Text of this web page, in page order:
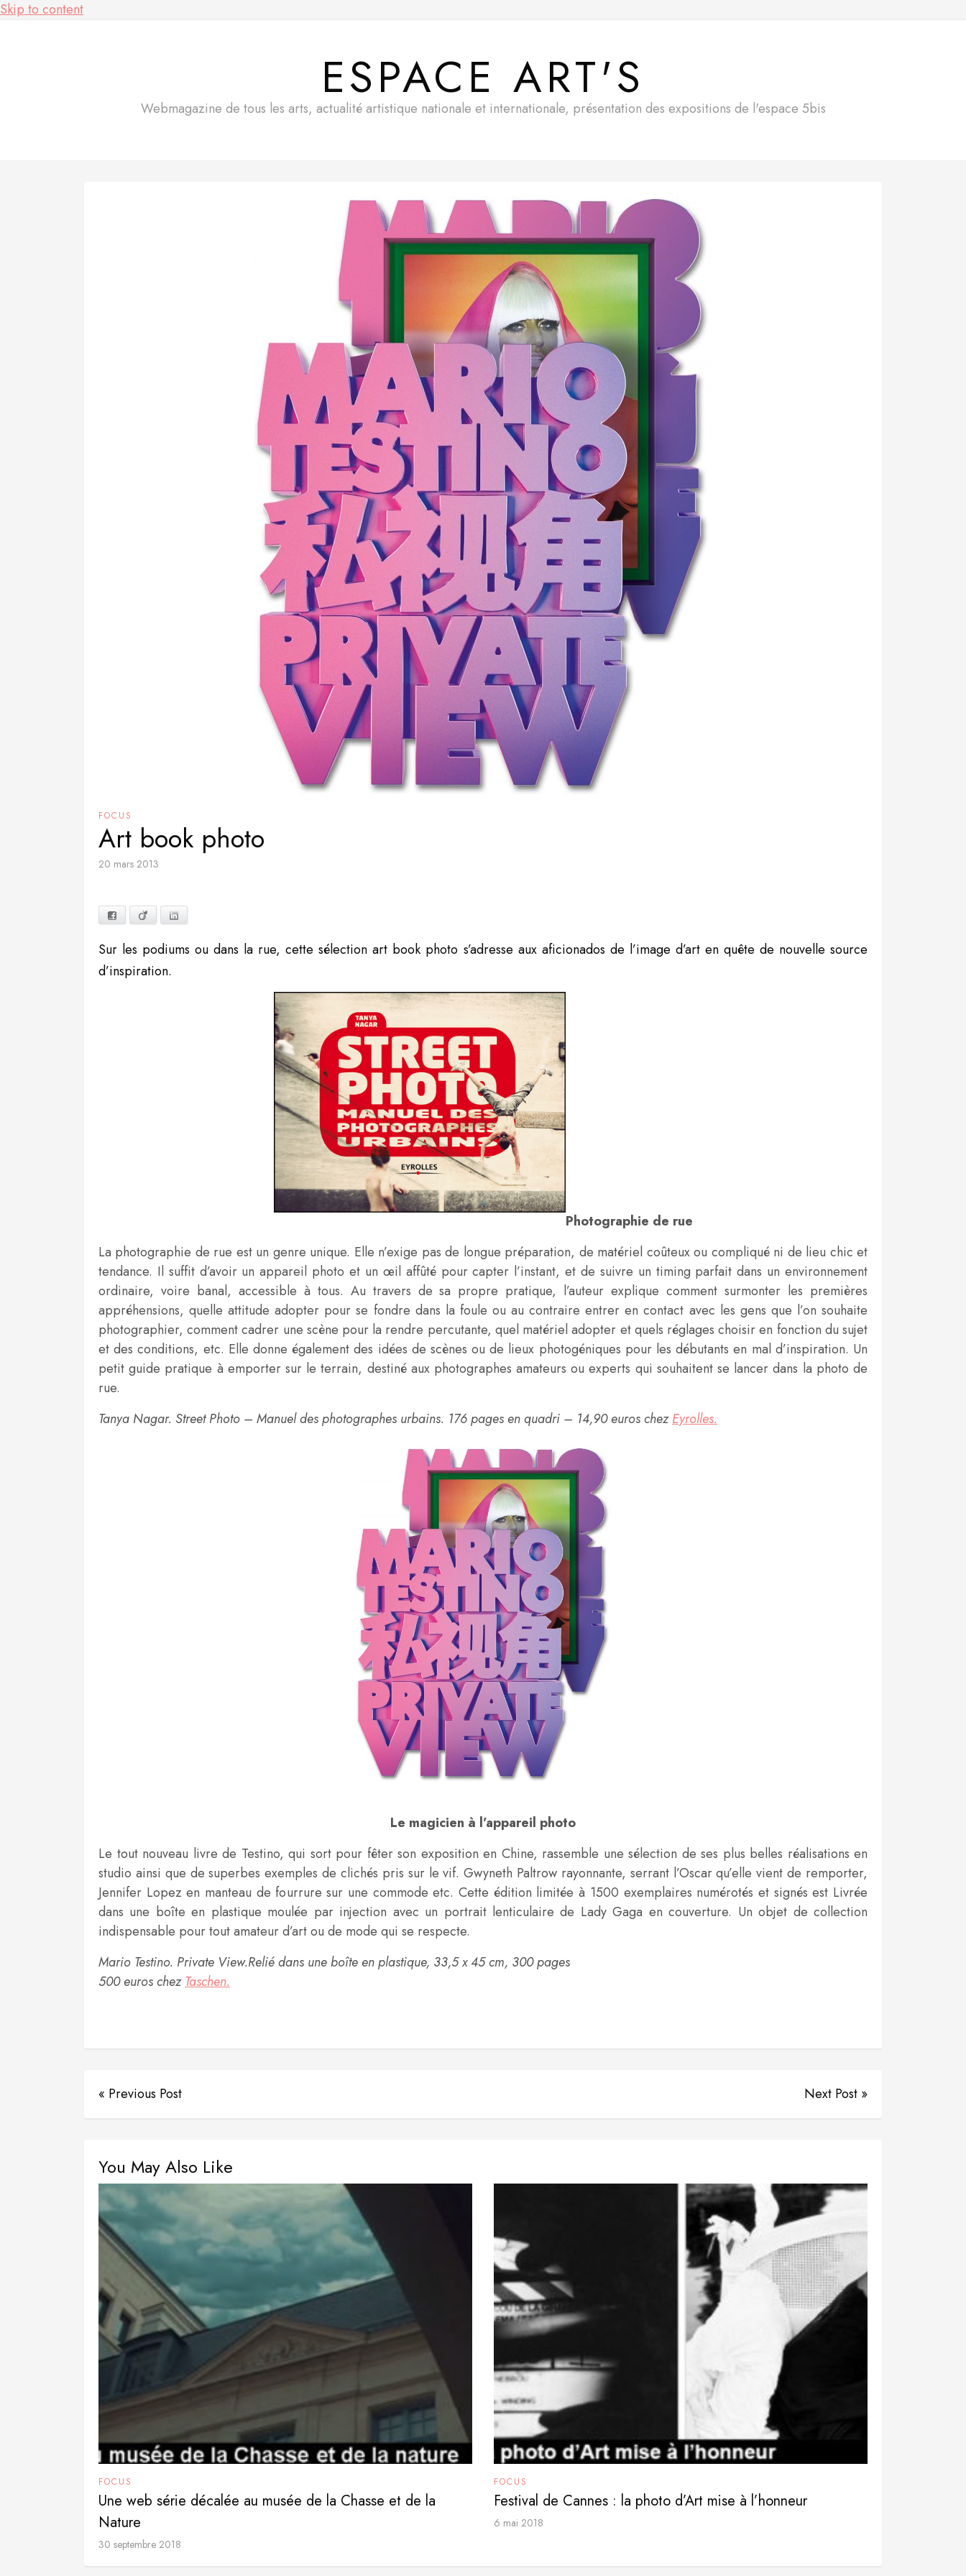
Skip to content
ESPACE ART'S
Webmagazine de tous les arts, actualité artistique nationale et internationale, présentation des expositions de l'espace 5bis
FOCUS
Art book photo
20 mars 2013
Facebook Viadeo
Sur les podiums ou dans la rue, cette sélection art book photo s’adresse aux aficionados de l’image d’art en quête de nouvelle source
d’inspiration.
Photographie de rue
La photographie de rue est un genre unique. Elle n’exige pas de longue préparation, de matériel coûteux ou compliqué ni de lieu chic et
tendance. Il suffit d’avoir un appareil photo et un œil affûté pour capter l’instant, et de suivre un timing parfait dans un environnement
ordinaire, voire banal, accessible à tous. Au travers de sa propre pratique, l’auteur explique comment surmonter les premières
appréhensions, quelle attitude adopter pour se fondre dans la foule ou au contraire entrer en contact avec les gens que l’on souhaite
photographier, comment cadrer une scène pour la rendre percutante, quel matériel adopter et quels réglages choisir en fonction du sujet
et des conditions, etc. Elle donne également des idées de scènes ou de lieux photogéniques pour les débutants en mal d’inspiration. Un
petit guide pratique à emporter sur le terrain, destiné aux photographes amateurs ou experts qui souhaitent se lancer dans la photo de
rue.
Tanya Nagar. Street Photo – Manuel des photographes urbains. 176 pages en quadri – 14,90 euros chezEyrolles.
Le magicien à l’appareil photo
Le tout nouveau livre de Testino, qui sort pour fêter son exposition en Chine, rassemble une sélection de ses plus belles réalisations en
studio ainsi que de superbes exemples de clichés pris sur le vif. Gwyneth Paltrow rayonnante, serrant l’Oscar qu’elle vient de remporter,
Jennifer Lopez en manteau de fourrure sur une commode etc. Cette édition limitée à 1500 exemplaires numérotés et signés est Livrée
dans une boîte en plastique moulée par injection avec un portrait lenticulaire de Lady Gaga en couverture. Un objet de collection
indispensable pour tout amateur d’art ou de mode qui se respecte.
Mario Testino. Private View.Relié dans une boîte en plastique, 33,5 x 45 cm, 300 pages
500 euros chezTaschen.
« Previous Post Next Post »
You May Also Like
FOCUS
Une web série décalée au musée de la Chasse et de la
Nature
30 septembre 2018
FOCUS
Festival de Cannes : la photo d’Art mise à l’honneur
6 mai 2018